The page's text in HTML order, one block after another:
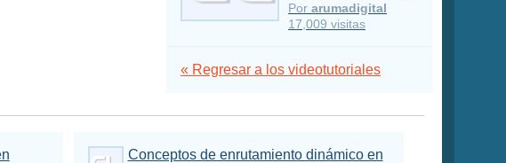
Por arumadigital
17,009 visitas
« Regresar a los videotutoriales
Conceptos de enrutamiento dinámico en